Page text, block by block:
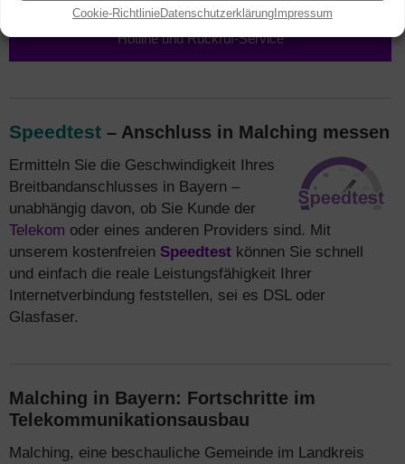
Cookie-RichtlinieDatenschutzerklärungImpressum
Telefonisch bestellen ✆
Hotline und Rückruf-Service
Speedtest – Anschluss in Malching messen
Ermitteln Sie die Geschwindigkeit Ihres
Breitbandanschlusses in Bayern –
unabhängig davon, ob Sie Kunde der
Telekom oder eines anderen Providers sind. Mit
unserem kostenfreien Speedtest können Sie schnell
und einfach die reale Leistungsfähigkeit Ihrer
Internetverbindung feststellen, sei es DSL oder
Glasfaser.
Malching in Bayern: Fortschritte im
Telekommunikationsausbau
Malching, eine beschauliche Gemeinde im Landkreis